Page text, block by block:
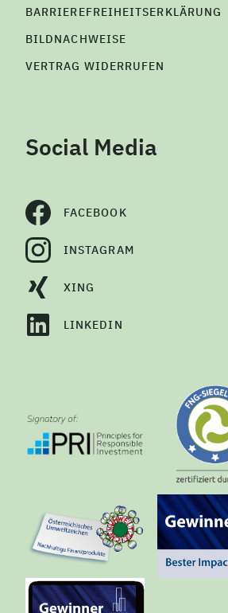
BARRIEREFREIHEITSERKLÄRUNG
BILDNACHWEISE
VERTRAG WIDERRUFEN
Social Media
FACEBOOK
INSTAGRAM
XING
LINKEDIN